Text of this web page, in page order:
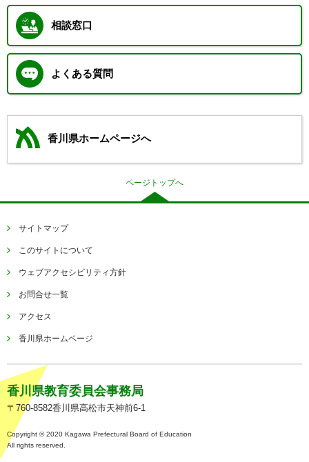
相談窓口
よくある質問
香川県ホームページへ
ページトップへ
サイトマップ
このサイトについて
ウェブアクセシビリティ方針
お問合せ一覧
アクセス
香川県ホームページ
香川県教育委員会事務局
〒760-8582香川県高松市天神前6-1
Copyright © 2020 Kagawa Prefectural Board of Education
All rights reserved.